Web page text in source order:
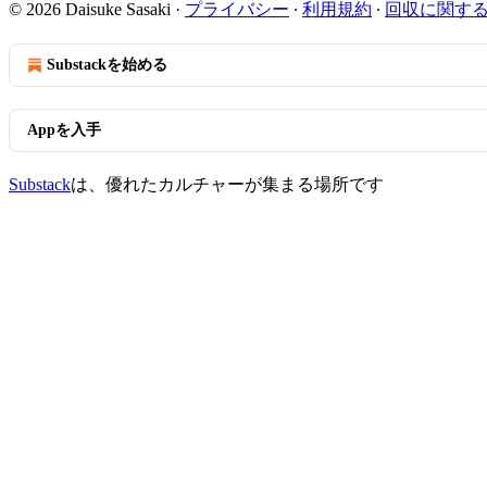
© 2026 Daisuke Sasaki · プライバシー ∙ 利用規約 ∙ 回収に関す
Substackを始める
Appを入手
Substackは、優れたカルチャーが集まる場所です